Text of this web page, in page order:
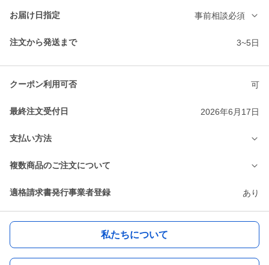
お届け日指定 事前相談必須
注文から発送まで 3~5日
クーポン利用可否 可
最終注文受付日 2026年6月17日
支払い方法
複数商品のご注文について
適格請求書発行事業者登録 あり
私たちについて